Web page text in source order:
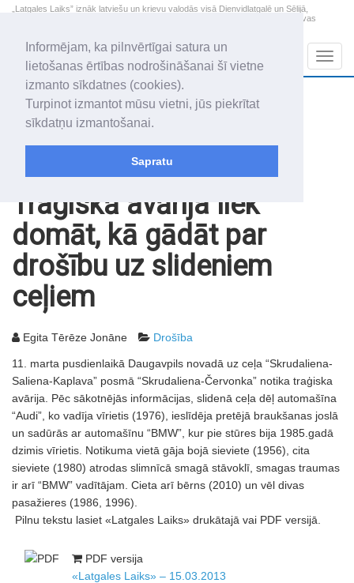
Informējam, ka pilnvērtīgai satura un
lietošanas ērtības nodrošināšanai šī vietne
izmanto sīkdatnes (cookies).
Turpinot izmantot mūsu vietni, jūs piekrītat
sīkdatņu izmantošanai.
Sapratu
„Latgales Laiks” iznāk latviešu un krievu valodās visā Dienvidlatgalē un Sēlijā,
„Latgales Laiks” latviešu valodā aptver Daugavpils valstspilsētu, Augšdaugavas
2026. gada 9. augusts
Svētdiena
Genovefa, Genoveva, Madara
+20.2
Traģiskā avārija liek
domāt, kā gādāt par
drošību uz slideniem
ceļiem
Egita Tērēze Jonāne Drošība
11. marta pusdienlaikā Daugavpils novadā uz ceļa “Skrudaliena-
Saliena-Kaplava” posmā “Skrudaliena-Červonka” notika traģiska
avārija. Pēc sākotnējās informācijas, slidenā ceļa dēļ automašīna
“Audi”, ko vadīja vīrietis (1976), ieslīdēja pretējā braukšanas joslā
un sadūrās ar automašīnu “BMW”, kur pie stūres bija 1985.gadā
dzimis vīrietis. Notikuma vietā gāja bojā sieviete (1956), cita
sieviete (1980) atrodas slimnīcā smagā stāvoklī, smagas traumas
ir arī “BMW” vadītājam. Cieta arī bērns (2010) un vēl divas
pasažieres (1986, 1996).
Pilnu tekstu lasiet «Latgales Laiks» drukātajā vai PDF versijā.
PDF versija
«Latgales Laiks» – 15.03.2013